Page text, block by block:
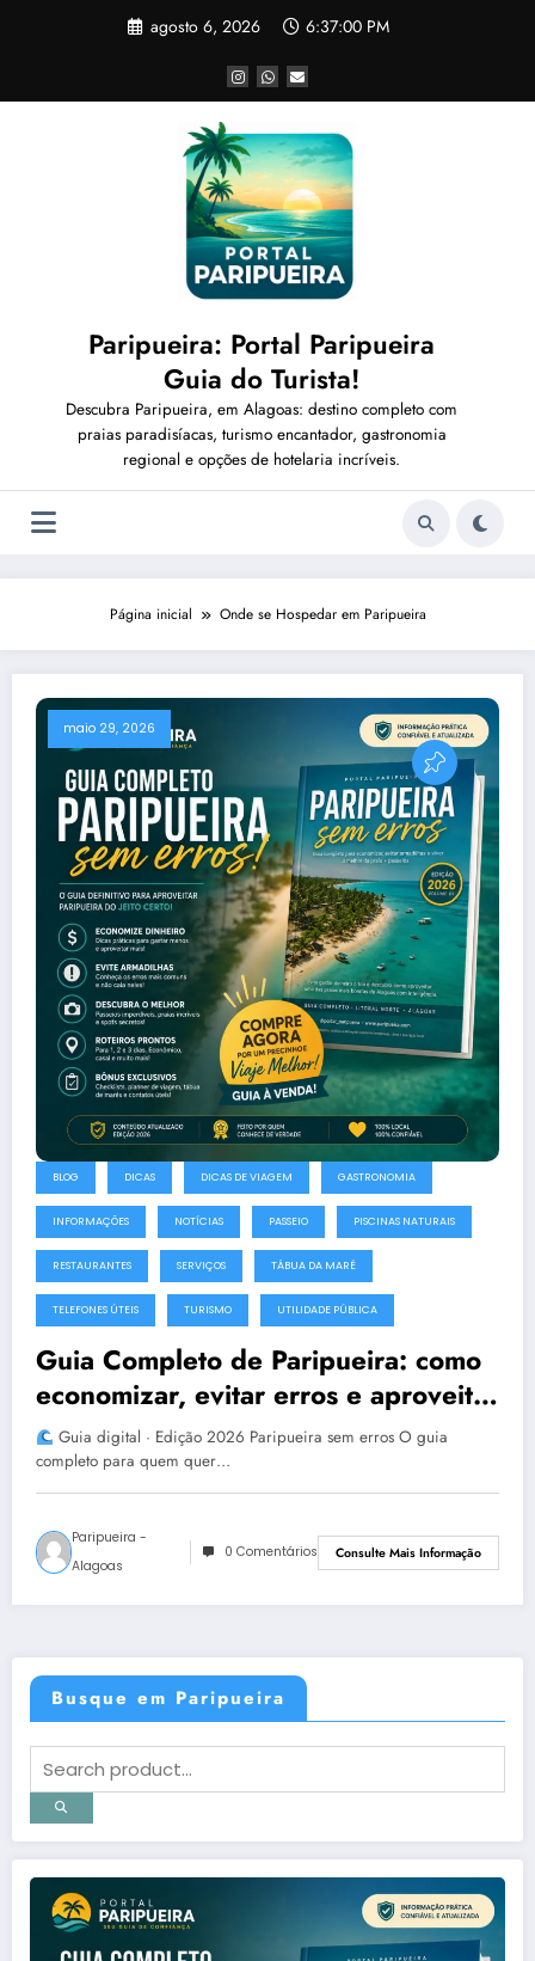
agosto 6, 2026 6:37:02 PM
Paripueira: Portal Paripueira
Guia do Turista!
Descubra Paripueira, em Alagoas: destino completo com
praias paradisíacas, turismo encantador, gastronomia
regional e opções de hotelaria incríveis.
Página inicial Onde se Hospedar em Paripueira
maio 29, 2026
BLOG DICAS DICAS DE VIAGEM GASTRONOMIA
INFORMAÇÕES NOTÍCIAS PASSEIO PISCINAS NATURAIS
RESTAURANTES SERVIÇOS TÁBUA DA MARÉ
TELEFONES ÚTEIS TURISMO UTILIDADE PÚBLICA
Guia Completo de Paripueira: como
economizar, evitar erros e aproveitar
melhor esse paraíso de Alagoas
Guia digital · Edição 2026 Paripueira sem erros O guia
completo para quem quer…
Paripueira -
Alagoas
0 Comentários Consulte Mais Informação
Busque em Paripueira